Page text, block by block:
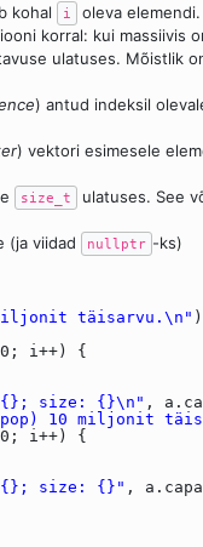
kohal i
oleva
korral: kui massiivis
ulatuses. Mõistlik
) antud indeksil
) vektori esimesele
size_t ulatuses. See
(ja viidad nullptr -ks)
täisarvu.\n"
i++) {
{}; size: {}\n" ,
(pop) 10 miljonit
i++) {
{}; size: {}" ,